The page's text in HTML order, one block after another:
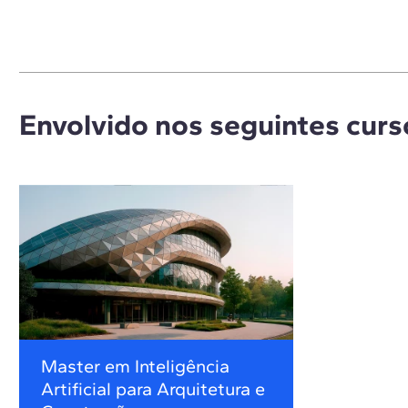
Envolvido nos seguintes
Master em Inteligência
Artificial para Arquitetura e